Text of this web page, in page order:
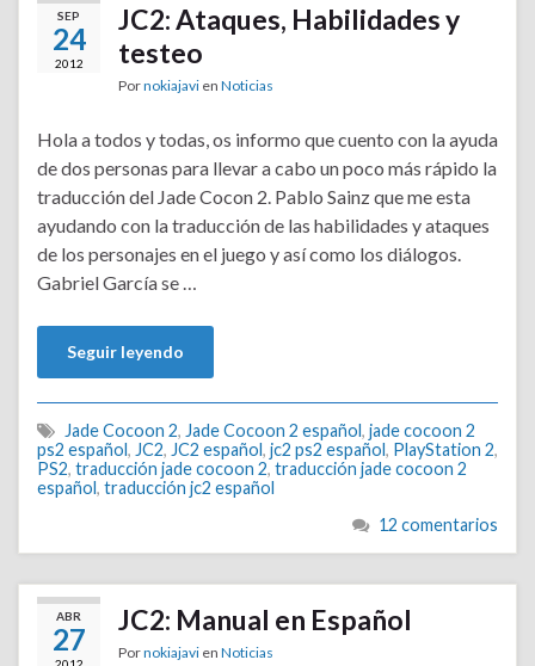
SEP
24
2012
JC2: Ataques, Habilidades y
testeo
Pornokiajavi en Noticias
Hola a todos y todas, os informo que cuento con la ayuda
de dos personas para llevar a cabo un poco más rápido la
traducción del Jade Cocon 2. Pablo Sainz que me esta
ayudando con la traducción de las habilidades y ataques
de los personajes en el juego y así como los diálogos.
Gabriel García se …
Seguir leyendo
Jade Cocoon 2, Jade Cocoon 2 español, jade cocoon 2
ps2 español, JC2, JC2 español, jc2 ps2 español, PlayStation 2,
PS2, traducción jade cocoon 2, traducción jade cocoon 2
español, traducción jc2 español
12 comentarios
ABR
27
2012
JC2: Manual en Español
Pornokiajavi en Noticias